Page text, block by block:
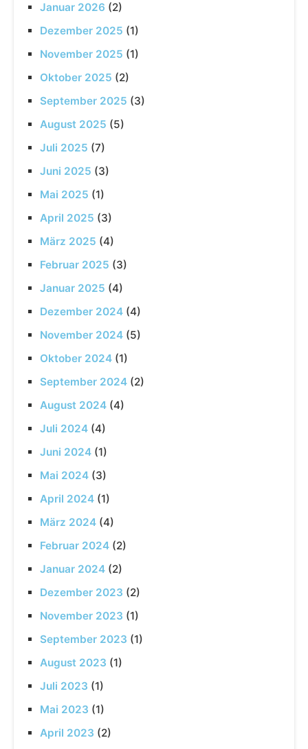
Januar 2026 (2)
Dezember 2025 (1)
November 2025 (1)
Oktober 2025 (2)
September 2025 (3)
August 2025 (5)
Juli 2025 (7)
Juni 2025 (3)
Mai 2025 (1)
April 2025 (3)
März 2025 (4)
Februar 2025 (3)
Januar 2025 (4)
Dezember 2024 (4)
November 2024 (5)
Oktober 2024 (1)
September 2024 (2)
August 2024 (4)
Juli 2024 (4)
Juni 2024 (1)
Mai 2024 (3)
April 2024 (1)
März 2024 (4)
Februar 2024 (2)
Januar 2024 (2)
Dezember 2023 (2)
November 2023 (1)
September 2023 (1)
August 2023 (1)
Juli 2023 (1)
Mai 2023 (1)
April 2023 (2)